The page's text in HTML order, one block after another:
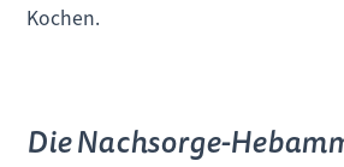
Kochen.
Die Nachsorge-